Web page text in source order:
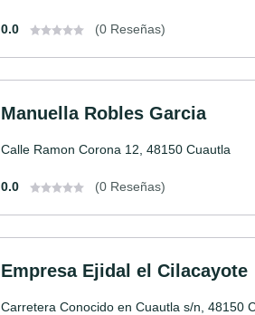
0.0 (0 Reseñas)
Manuella Robles Garcia
Calle Ramon Corona 12, 48150 Cuautla
0.0 (0 Reseñas)
Empresa Ejidal el Cilacayote
Carretera Conocido en Cuautla s/n, 48150